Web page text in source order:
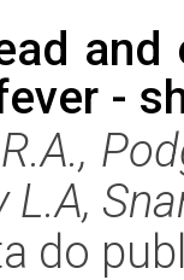
-
L.A,
do